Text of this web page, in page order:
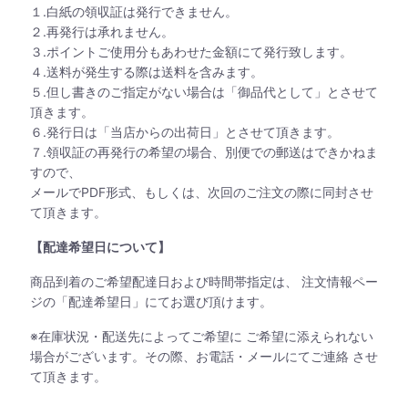
１.白紙の領収証は発行できません。
２.再発行は承れません。
３.ポイントご使用分もあわせた金額にて発行致します。
４.送料が発生する際は送料を含みます。
５.但し書きのご指定がない場合は「御品代として」とさせて
頂きます。
６.発行日は「当店からの出荷日」とさせて頂きます。
７.領収証の再発行の希望の場合、別便での郵送はできかねま
すので、
メールでPDF形式、もしくは、次回のご注文の際に同封させ
て頂きます。
【配達希望日について】
商品到着のご希望配達日および時間帯指定は、 注文情報ペー
ジの「配達希望日」にてお選び頂けます。
※在庫状況・配送先によってご希望に ご希望に添えられない
場合がございます。その際、お電話・メールにてご連絡 させ
て頂きます。